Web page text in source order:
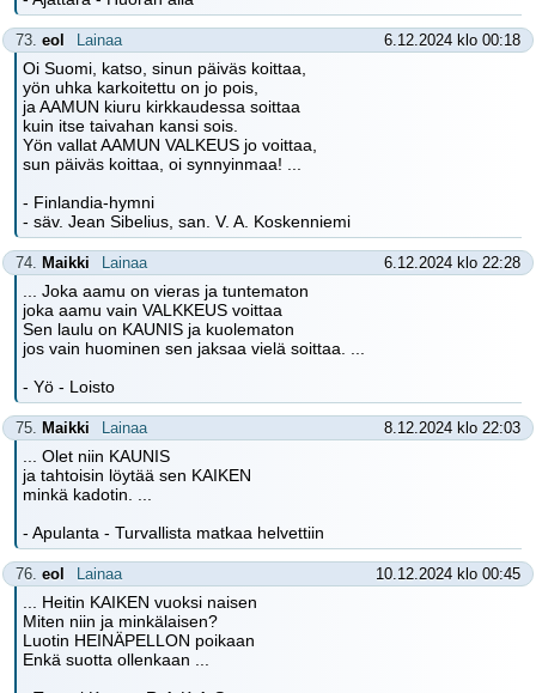
73. eol Lainaa 6.12.2024 klo 00:18
Oi Suomi, katso, sinun päiväs koittaa,
yön uhka karkoitettu on jo pois,
ja AAMUN kiuru kirkkaudessa soittaa
kuin itse taivahan kansi sois.
Yön vallat AAMUN VALKEUS jo voittaa,
sun päiväs koittaa, oi synnyinmaa! ...
- Finlandia-hymni
- säv. Jean Sibelius, san. V. A. Koskenniemi
74. Maikki Lainaa 6.12.2024 klo 22:28
... Joka aamu on vieras ja tuntematon
joka aamu vain VALKKEUS voittaa
Sen laulu on KAUNIS ja kuolematon
jos vain huominen sen jaksaa vielä soittaa. ...
- Yö - Loisto
75. Maikki Lainaa 8.12.2024 klo 22:03
... Olet niin KAUNIS
ja tahtoisin löytää sen KAIKEN
minkä kadotin. ...
- Apulanta - Turvallista matkaa helvettiin
76. eol Lainaa 10.12.2024 klo 00:45
... Heitin KAIKEN vuoksi naisen
Miten niin ja minkälaisen?
Luotin HEINÄPELLON poikaan
Enkä suotta ollenkaan ...